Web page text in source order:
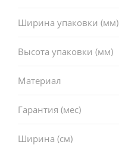
Ширина упаковки (мм)
Высота упаковки (мм)
Материал
Гарантия (мес)
Ширина (см)